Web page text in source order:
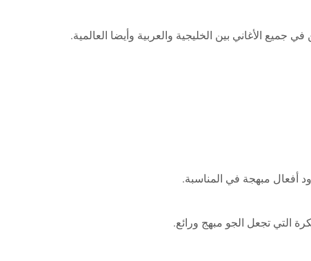
الأغاني بين الخليجية والعربية وأيضا العالمية.
أفعال مبهجة في المناسبة.
التي تجعل الجو مبهج ورائع.